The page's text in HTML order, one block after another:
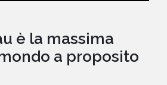
è la massima
a proposito